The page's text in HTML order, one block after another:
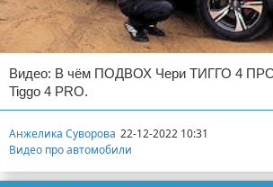
Видео: В чём ПОДВОХ Чери ТИГГО 4
Tiggo 4 PRO.
Анжелика Суворова 22-12-2022 10:31
Видео про автомобили